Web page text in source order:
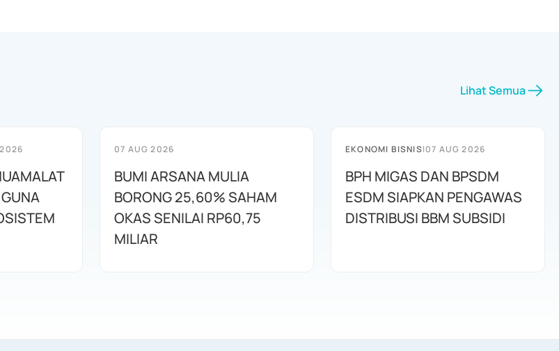
Lihat Semua
07 AUG 2026
BUMI ARSANA MULIA
BORONG 25,60% SAHAM
OKAS SENILAI RP60,75
MILIAR
EKONOMI BISNIS|07 AUG 2026
BPH MIGAS DAN BPSDM
ESDM SIAPKAN PENGAWAS
DISTRIBUSI BBM SUBSIDI